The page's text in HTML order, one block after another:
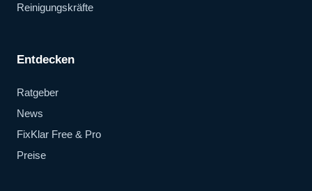
Reinigungskräfte
Entdecken
Ratgeber
News
FixKlar Free & Pro
Preise